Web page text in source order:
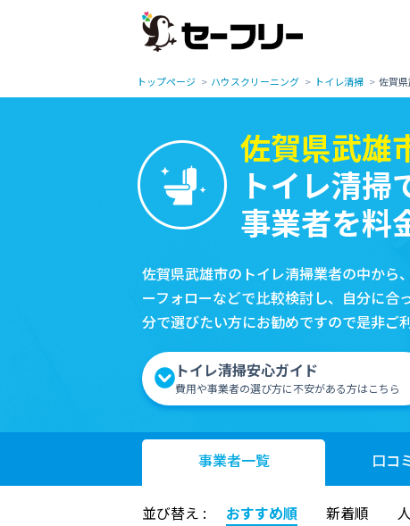
トップページ ハウスクリーニング トイレ清掃 佐賀
佐賀県武雄
トイレ清掃
事業者を料
佐賀県武雄市のトイレ清掃業者の中から
ーフォローなどで比較検討し、自分に合
分で選びたい方にお勧めですので是非ご
トイレ清掃安心ガイド
費用や事業者の選び方に不安がある方はこちら
事業者一覧 口コ
並び替え : おすすめ順 新着順